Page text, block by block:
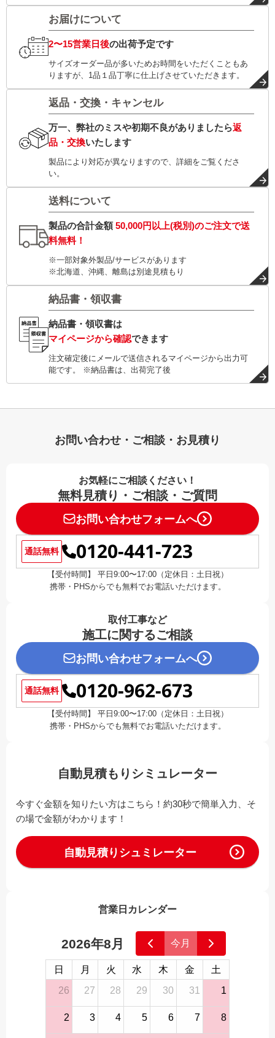
お届けについて
2〜15営業日後の出荷予定です
サイズオーダー品が多いためお時間をいただくこともあ
りますが、1品１品丁寧に仕上げさせていただきます。
返品・交換・キャンセル
万一、弊社のミスや初期不良がありましたら返
品・交換いたします
製品により対応が異なりますので、詳細をご覧くださ
い。
送料について
製品の合計金額50,000円以上(税別)のご注文で送
料無料！
※一部対象外製品/サービスがあります
※北海道、沖縄、離島は別途見積もり
納品書・領収書
納品書・領収書は
マイページから確認できます
注文確定後にメールで送信されるマイページから出力可
能です。 ※納品書は、出荷完了後
お問い合わせ・ご相談・お見積り
お気軽にご相談ください！
無料見積り・ご相談・ご質問
お問い合わせフォームへ
通話無料 0120-441-723
【受付時間】 平日9:00〜17:00（定休日：土日祝）
携帯・PHSからでも無料でお電話いただけます。
取付工事など
施工に関するご相談
お問い合わせフォームへ
通話無料 0120-962-673
【受付時間】 平日9:00〜17:00（定休日：土日祝）
携帯・PHSからでも無料でお電話いただけます。
自動見積もりシミュレーター
今すぐ金額を知りたい方はこちら！約30秒で簡単入力、そ
の場で金額がわかります！
自動見積りシュミレーター
営業日カレンダー
2026年8月 今月
日 月 火 水 木 金
土
26
27 28 29 30 31 1
2 3 4 5 6 7 8